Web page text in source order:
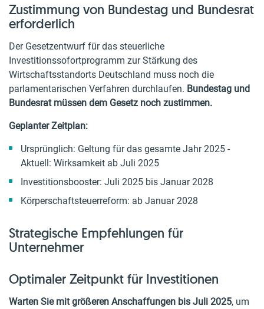
Zustimmung von Bundestag und Bundesrat
erforderlich
Der Gesetzentwurf für das steuerliche
Investitionssofortprogramm zur Stärkung des
Wirtschaftsstandorts Deutschland muss noch die
parlamentarischen Verfahren durchlaufen. Bundestag und
Bundesrat müssen dem Gesetz noch zustimmen.
Geplanter Zeitplan:
Ursprünglich: Geltung für das gesamte Jahr 2025 -
Aktuell: Wirksamkeit ab Juli 2025
Investitionsbooster: Juli 2025 bis Januar 2028
Körperschaftsteuerreform: ab Januar 2028
Strategische Empfehlungen für
Unternehmer
Optimaler Zeitpunkt für Investitionen
Warten Sie mit größeren Anschaffungen bis Juli 2025, um